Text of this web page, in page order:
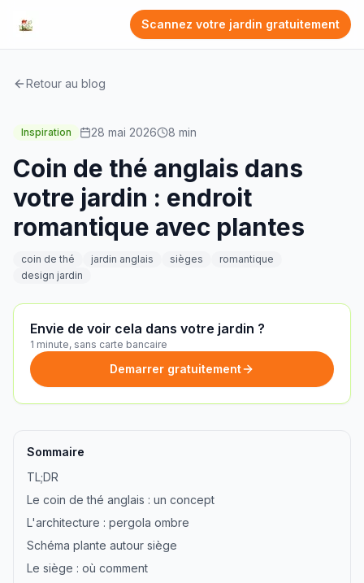
Scannez votre jardin gratuitement
Retour au blog
Inspiration 28 mai 2026 8 min
Coin de thé anglais dans
votre jardin : endroit
romantique avec plantes
coin de thé jardin anglais sièges
romantique
design jardin
Envie de voir cela dans votre jardin ?
1 minute, sans carte bancaire
Demarrer gratuitement
Sommaire
TL;DR
Le coin de thé anglais : un concept
L'architecture : pergola ombre
Schéma plante autour siège
Le siège : où comment